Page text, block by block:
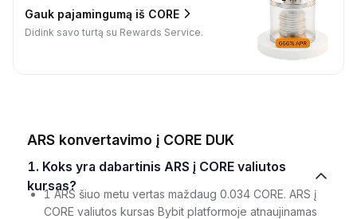
Gauk pajamingumą iš CORE
Didink savo turtą su Rewards Service.
ARS konvertavimo į CORE DUK
1. Koks yra dabartinis ARS į CORE valiutos
kursas?
1 ARS šiuo metu vertas maždaug 0.034 CORE. ARS į
CORE valiutos kursas Bybit platformoje atnaujinamas